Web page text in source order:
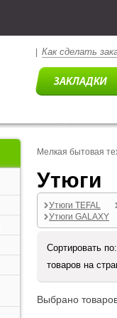
Как сделать
Мелкая бытовая
Утюги
Утюги TEFAL
Утюги GALAXY
Сортировать
товаров на
Выбрано